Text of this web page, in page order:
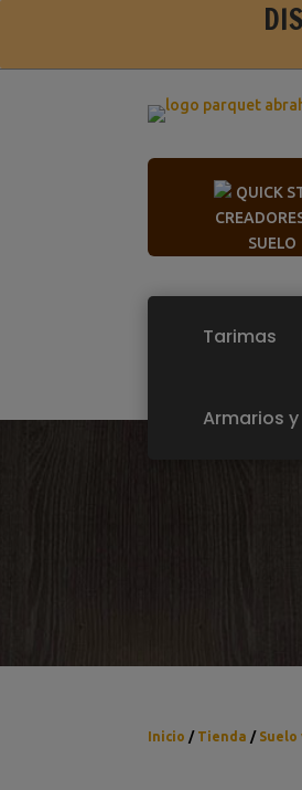
Tarimas
Armarios
Inicio / Tienda /